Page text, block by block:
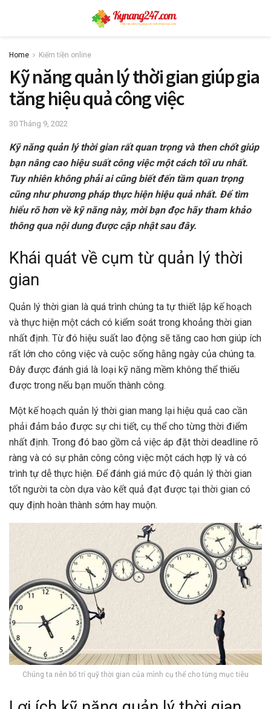
Home Kiếm tiền online
Kỹ năng quản lý thời gian giúp gia
tăng hiệu quả công việc
30 Tháng 9, 2022
Kỹ năng quản lý thời gian rất quan trọng và then chốt giúp
bạn nâng cao hiệu suất công việc một cách tối ưu nhất.
Tuy nhiên không phải ai cũng biết đến tầm quan trọng
cũng như phương pháp thực hiện hiệu quả nhất. Để tìm
hiểu rõ hơn về kỹ năng này, mời bạn đọc hãy tham khảo
thông qua nội dung được cập nhật sau đây.
Khái quát về cụm từ quản lý thời
gian
Quản lý thời gian là quá trình chúng ta tự thiết lập kế hoạch
và thực hiện một cách có kiểm soát trong khoảng thời gian
nhất định. Từ đó hiệu suất lao động sẽ tăng cao hơn giúp ích
rất lớn cho công việc và cuộc sống hằng ngày của chúng ta.
Đây được đánh giá là loại kỹ năng mềm không thể thiếu
được trong nếu bạn muốn thành công.
Một kế hoạch quản lý thời gian mang lại hiệu quả cao cần
phải đảm bảo được sự chi tiết, cụ thể cho từng thời điểm
nhất định. Trong đó bao gồm cả việc áp đặt thời deadline rõ
ràng và có sự phân công công việc một cách hợp lý và có
trình tự dễ thực hiện. Để đánh giá mức độ quản lý thời gian
tốt người ta còn dựa vào kết quả đạt được tại thời gian có
quy định hoàn thành sớm hay muộn.
Chúng ta nên bố trí quỹ thời gian của mình cụ thể cho từng mục tiêu